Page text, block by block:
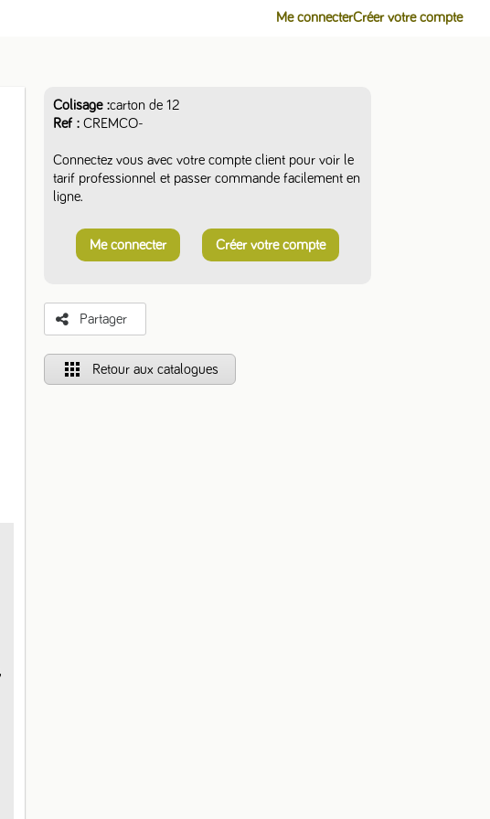
Me connecterCréer votre compte
Colisage carton de 12
Ref
CREMCO-
Connectez vous avec votre compte client pour voir le
tarif professionnel et passer commande facilement en
ligne.
Me connecter Créer votre compte
Partager
apps Retour aux catalogues